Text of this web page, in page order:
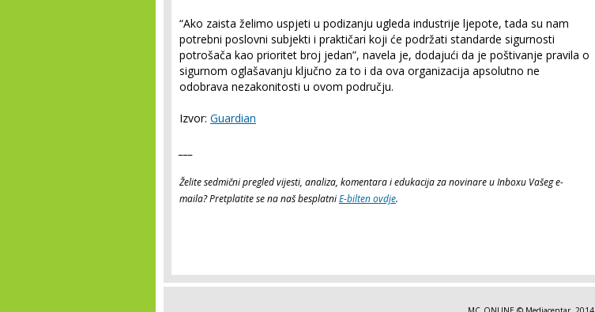
“Ako zaista želimo uspjeti u podizanju ugleda industrije ljepote, tada su nam
potrebni poslovni subjekti i praktičari koji će podržati standarde sigurnosti
potrošača kao prioritet broj jedan”, navela je, dodajući da je poštivanje pravila o
sigurnom oglašavanju ključno za to i da ova organizacija apsolutno ne
odobrava nezakonitosti u ovom području.
Izvor: Guardian
Želite sedmični pregled vijesti, analiza, komentara i edukacija za novinare u Inboxu Vašeg e-
maila? Pretplatite se na naš besplatniE-bilten ovdje.